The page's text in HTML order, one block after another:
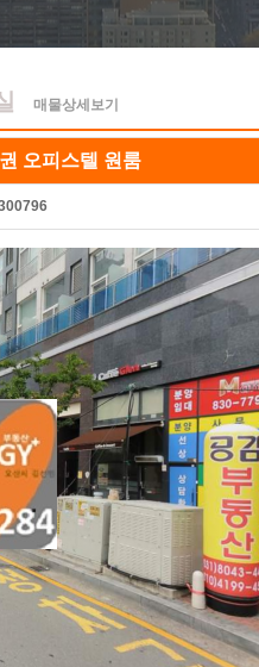
매물상세보기
오피스텔 원룸